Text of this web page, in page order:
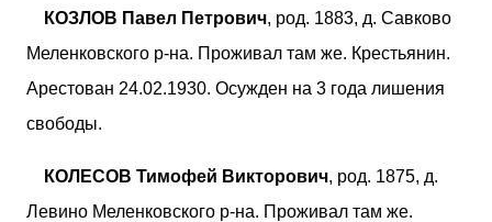
КОЗЛОВ Павел Петрович, род. 1883, д. Савково
Меленковского р-на. Проживал там же. Крестьянин.
Арестован 24.02.1930. Осужден на 3 года лишения
свободы.
КОЛЕСОВ Тимофей Викторович, род. 1875, д.
Левино Меленковского р-на. Проживал там же.